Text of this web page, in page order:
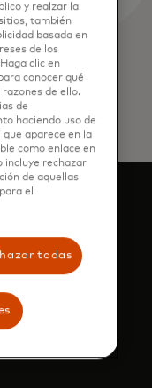
y realzar la
también
basada en
de los
clic en
conocer qué
de ello.
de
haciendo uso de
que aparece en la
como enlace en
incluye rechazar
de aquellas
el
todas